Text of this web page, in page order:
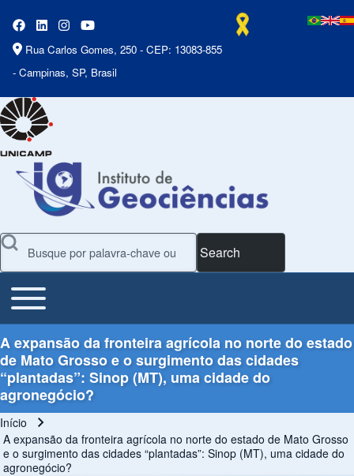
Rua Carlos Gomes, 250 - CEP: 13083-855
- Campinas, SP, Brasil
Search
Main Menu
Toggle main menu
A expansão da fronteira agrícola no norte do estado
de Mato Grosso e o surgimento das cidades
“plantadas”: Sinop (MT), uma cidade do
agronegócio?
Trilha de navegação
Início
A expansão da fronteira agrícola no norte do estado de Mato Grosso
e o surgimento das cidades “plantadas”: Sinop (MT), uma cidade do
agronegócio?